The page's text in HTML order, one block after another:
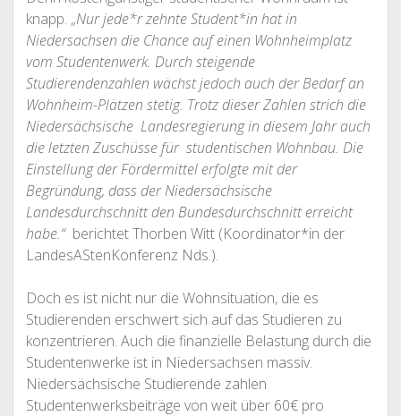
knapp. „Nur jede*r zehnte Student*in hat in
Niedersachsen die Chance auf einen Wohnheimplatz
vom Studentenwerk. Durch steigende
Studierendenzahlen wächst jedoch auch der Bedarf an
Wohnheim-Plätzen stetig. Trotz dieser Zahlen strich die
Niedersächsische Landesregierung in diesem Jahr auch
die letzten Zuschüsse für studentischen Wohnbau. Die
Einstellung der Fördermittel erfolgte mit der
Begründung, dass der Niedersächsische
Landesdurchschnitt den Bundesdurchschnitt erreicht
habe.“ berichtet Thorben Witt (Koordinator*in der
LandesAStenKonferenz Nds.).
Doch es ist nicht nur die Wohnsituation,die es
Studierenden erschwert sich auf das Studieren zu
konzentrieren. Auch die finanzielle Belastung durch die
Studentenwerke ist in Niedersachsen massiv.
Niedersächsische Studierende zahlen
Studentenwerksbeiträge von weit über 60€ pro